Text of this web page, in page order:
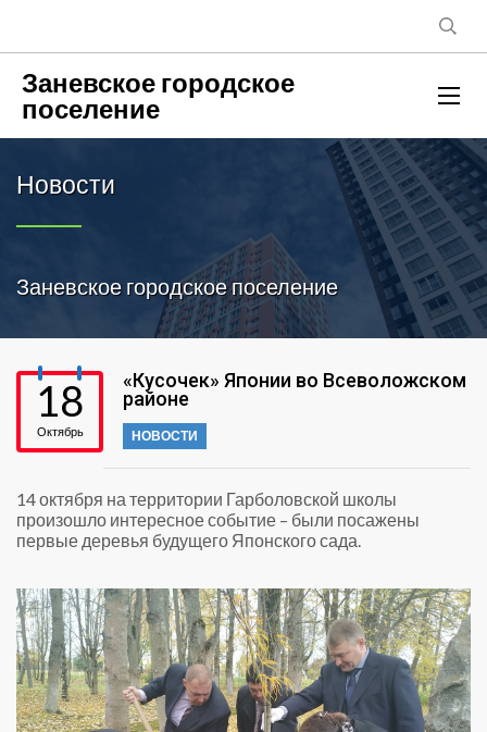
Заневское городское
поселение
Новости
Заневское городское поселение
18
Октябрь
«Кусочек» Японии во Всеволожском
районе
НОВОСТИ
14 октября на территории Гарболовской школы
произошло интересное событие – были посажены
первые деревья будущего Японского сада.